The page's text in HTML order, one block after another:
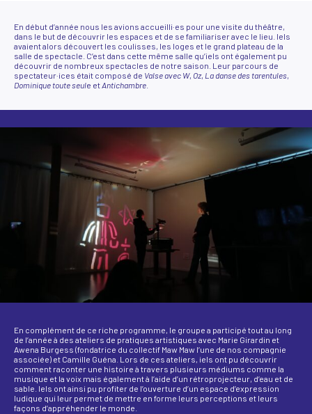
En début d’année nous les avions accueilli·es pour une visite du théâtre,
dans le but de découvrir les espaces et de se familiariser avec le lieu. Iels
avaient alors découvert les coulisses, les loges et le grand plateau de la
salle de spectacle. C’est dans cette même salle qu’iels ont également pu
découvrir de nombreux spectacles de notre saison. Leur parcours de
spectateur·ices était composé de Valse avec W, Oz, La danse des tarentules
Dominique toute seule et Antichambre
En complément de ce riche programme, le groupe a participé tout au long
de l’année à des ateliers de pratiques artistiques avec Marie Girardin et
Awena Burgess (fondatrice du collectif Maw Maw l’une de nos compagnie
associée) et Camille Guéna. Lors de ces ateliers, iels ont pu découvrir
comment raconter une histoire à travers plusieurs médiums comme la
musique et la voix mais également à l’aide d’un rétroprojecteur, d’eau et de
sable. Iels ont ainsi pu profiter de l’ouverture d’un espace d’expression
ludique qui leur permet de mettre en forme leurs perceptions et leurs
façons d’appréhender le monde.